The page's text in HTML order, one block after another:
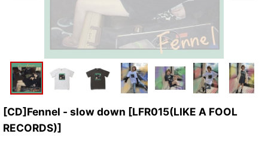
[CD]Fennel - slow down [LFR015(LIKE A FOOL
RECORDS)]